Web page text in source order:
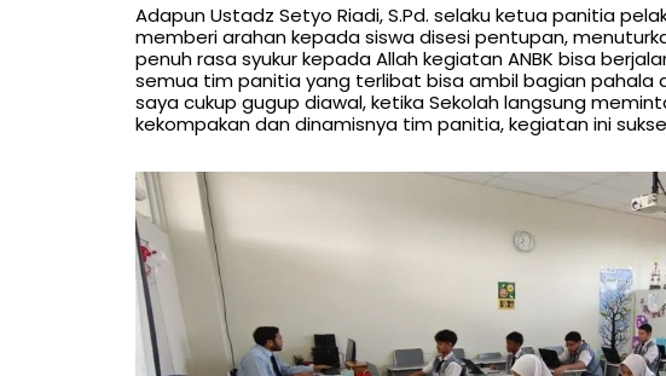
Adapun Ustadz Setyo Riadi, S.Pd. selaku ketua panitia
memberi arahan kepada siswa disesi pentupan,
penuh rasa syukur kepada Allah kegiatan ANBK bisa
semua tim panitia yang terlibat bisa ambil bagian pahala
saya cukup gugup diawal, ketika Sekolah langsung
kekompakan dan dinamisnya tim panitia, kegiatan ini